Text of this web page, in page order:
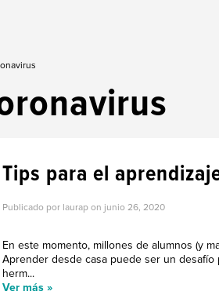
Tips para el
Publicado por laurap on junio 26, 2020
En este momento, millones de alumnos (y
Aprender desde casa puede ser un desafío
herm...
Ver más »